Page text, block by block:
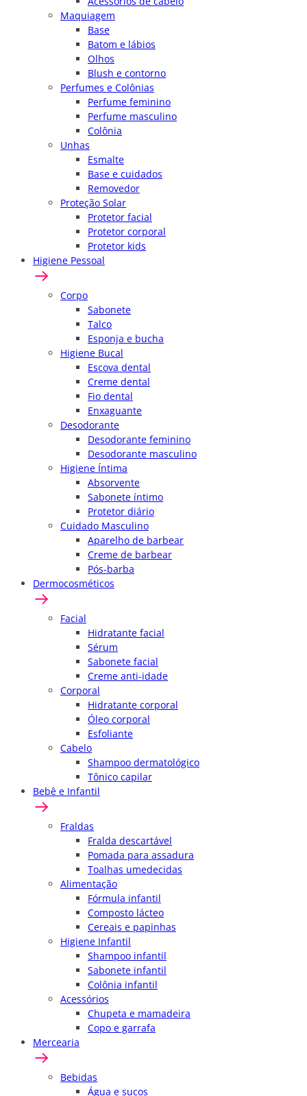
Maquiagem
Base
Batom e lábios
Olhos
Blush e contorno
Perfumes e Colônias
Perfume feminino
Perfume masculino
Colônia
Unhas
Esmalte
Base e cuidados
Removedor
Proteção Solar
Protetor facial
Protetor corporal
Protetor kids
Higiene Pessoal
Corpo
Sabonete
Talco
Esponja e bucha
Higiene Bucal
Escova dental
Creme dental
Fio dental
Enxaguante
Desodorante
Desodorante feminino
Desodorante masculino
Higiene Íntima
Absorvente
Sabonete íntimo
Protetor diário
Cuidado Masculino
Aparelho de barbear
Creme de barbear
Pós-barba
Dermocosméticos
Facial
Hidratante facial
Sérum
Sabonete facial
Creme anti-idade
Corporal
Hidratante corporal
Óleo corporal
Esfoliante
Cabelo
Shampoo dermatológico
Tônico capilar
Bebê e Infantil
Fraldas
Fralda descartável
Pomada para assadura
Toalhas umedecidas
Alimentação
Fórmula infantil
Composto lácteo
Cereais e papinhas
Higiene Infantil
Shampoo infantil
Sabonete infantil
Colônia infantil
Acessórios
Chupeta e mamadeira
Copo e garrafa
Mercearia
Bebidas
Água e sucos